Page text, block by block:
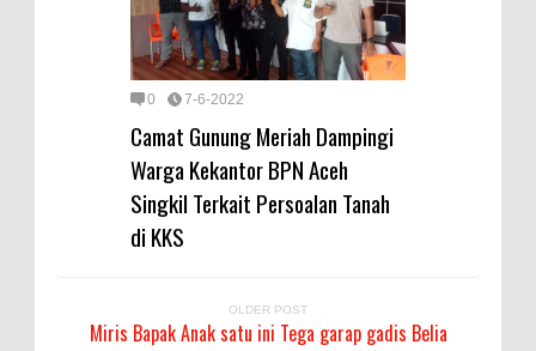
0 7-6-2022
Camat Gunung Meriah Dampingi
Warga Kekantor BPN Aceh
Singkil Terkait Persoalan Tanah
di KKS
OLDER POST
Miris Bapak Anak satu ini Tega garap gadis Belia